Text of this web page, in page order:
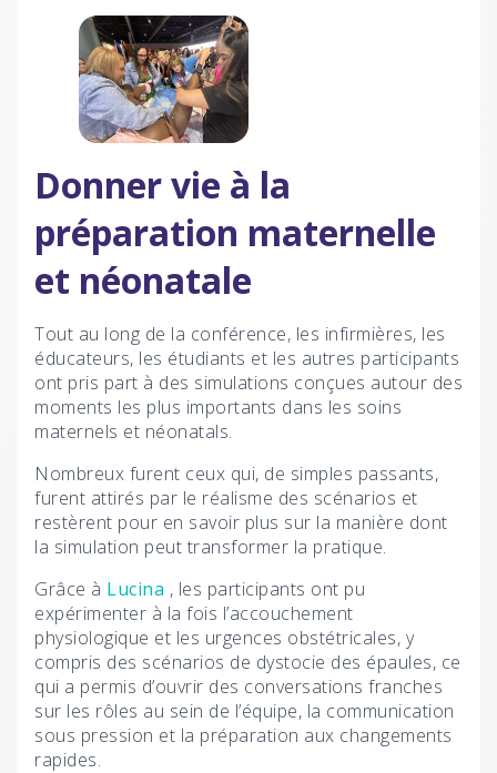
Donner vie à la
préparation maternelle
et néonatale
Tout au long de la conférence, les infirmières, les
éducateurs, les étudiants et les autres participants
ont pris part à des simulations conçues autour des
moments les plus importants dans les soins
maternels et néonatals.
Nombreux furent ceux qui, de simples passants,
furent attirés par le réalisme des scénarios et
restèrent pour en savoir plus sur la manière dont
la simulation peut transformer la pratique.
Grâce à Lucina , les participants ont pu
expérimenter à la fois l’accouchement
physiologique et les urgences obstétricales, y
compris des scénarios de dystocie des épaules, ce
qui a permis d’ouvrir des conversations franches
sur les rôles au sein de l’équipe, la communication
sous pression et la préparation aux changements
rapides.